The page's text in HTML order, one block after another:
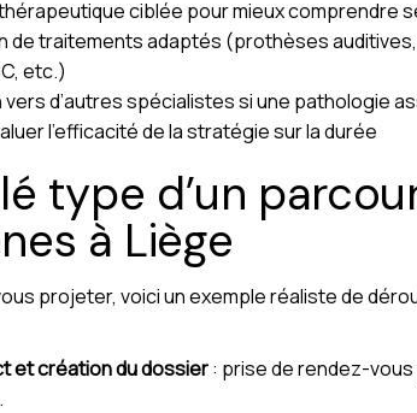
ciblée pour mieux comprendre
de traitements adaptés (prothèses
etc.)
d’autres spécialistes si une pathologie
l’efficacité de la stratégie sur la durée
type d’un
à Liège
projeter, voici un exemple réaliste de
et création du dossier: prise de rendez-